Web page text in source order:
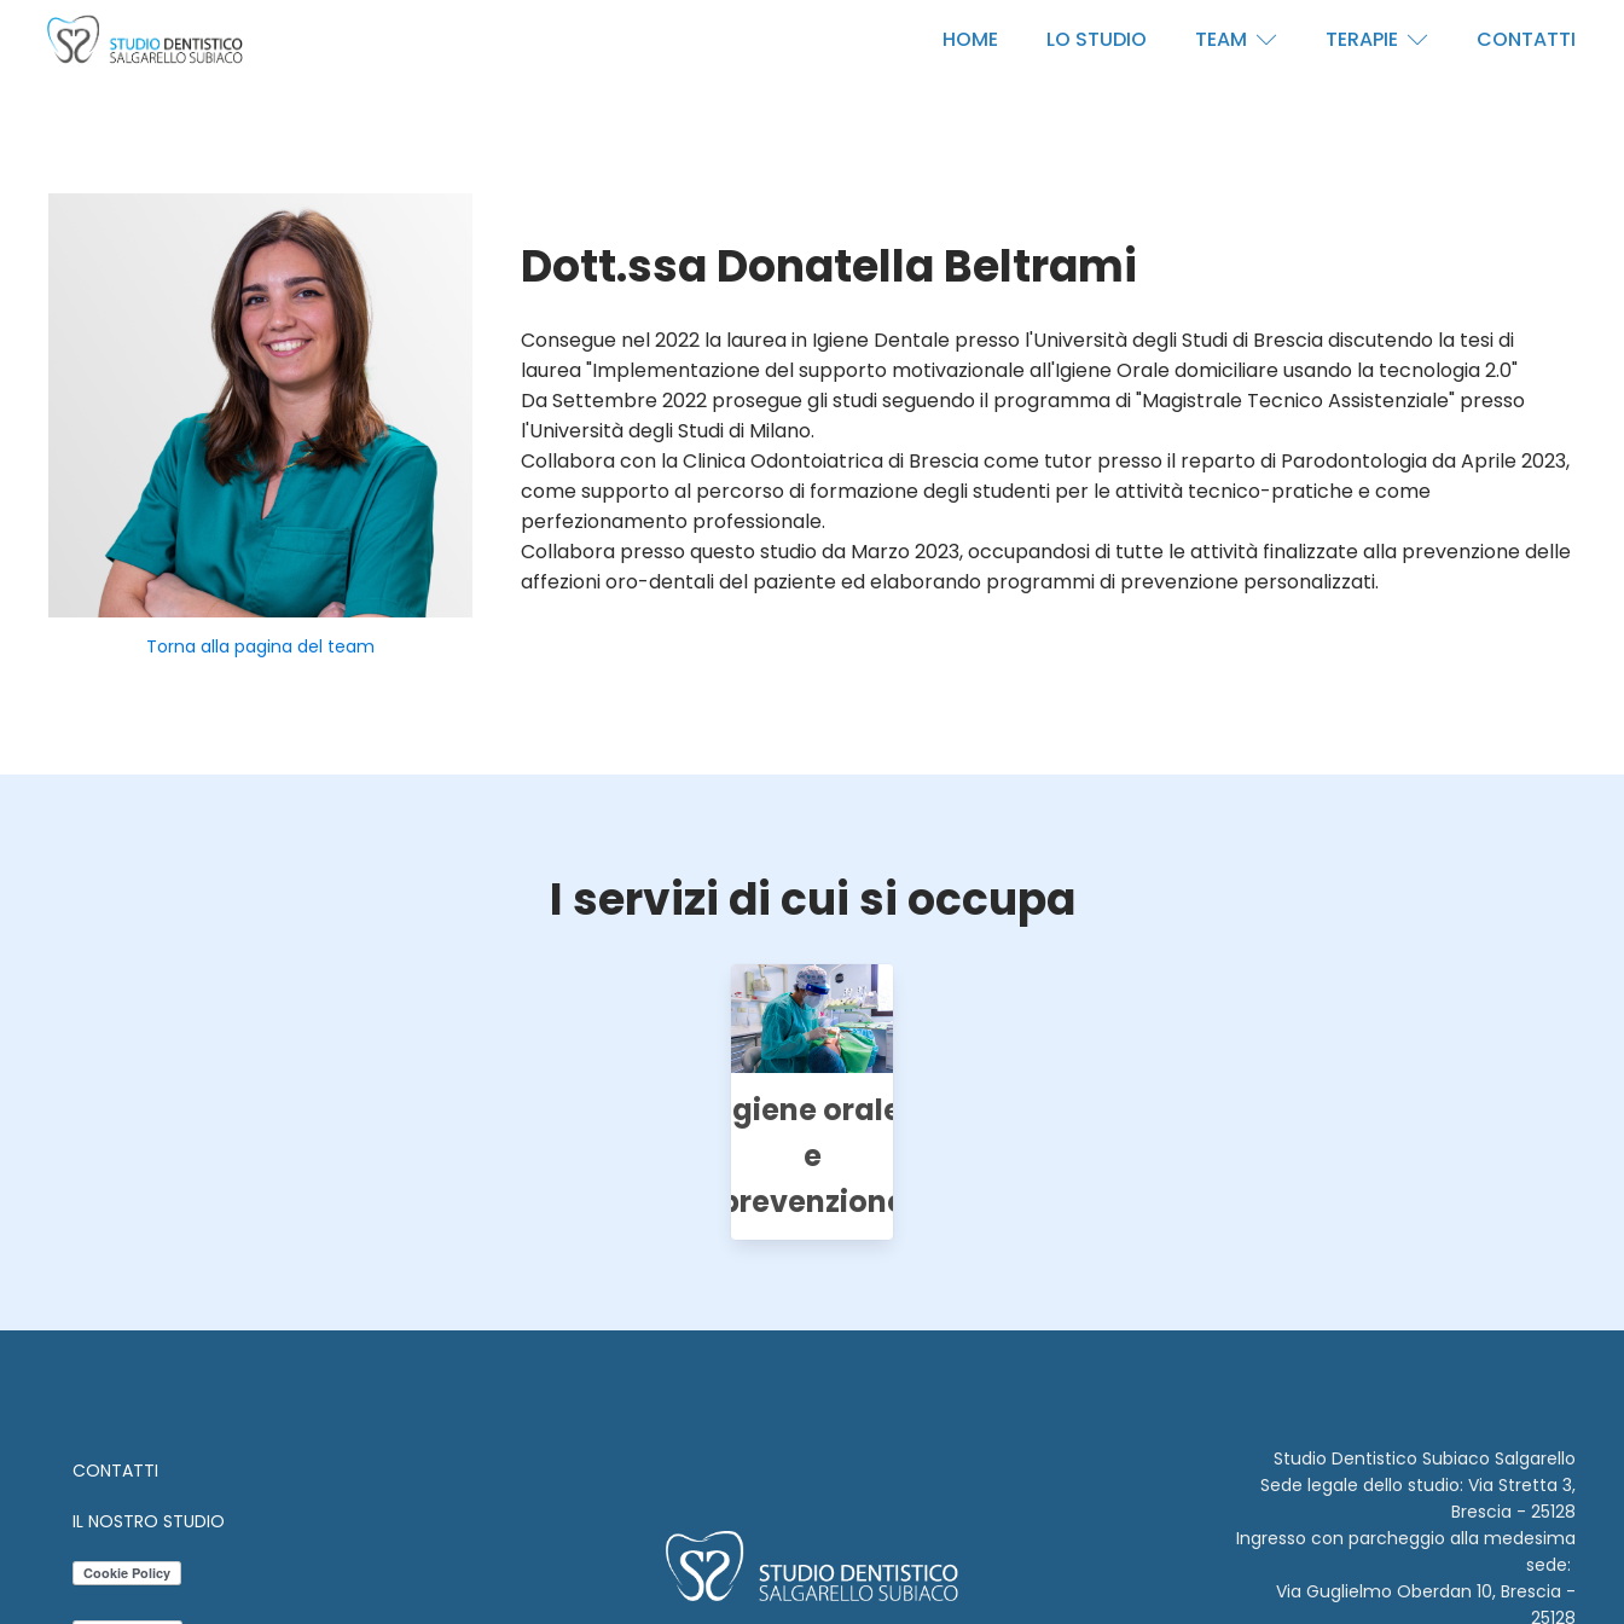
HOME LO STUDIO TEAM TERAPIE CONTATTI
Torna alla pagina del team
Dott.ssa Donatella Beltrami
Consegue nel 2022 la laurea in Igiene Dentale presso l'Università degli Studi di Brescia discutendo la tesi di
laurea "Implementazione del supporto motivazionale all'Igiene Orale domiciliare usando la tecnologia 2.0"
Da Settembre 2022 prosegue gli studi seguendo il programma di "Magistrale Tecnico Assistenziale" presso
l'Università degli Studi di Milano.
Collabora con la Clinica Odontoiatrica di Brescia come tutor presso il reparto di Parodontologia da Aprile 2023,
come supporto al percorso di formazione degli studenti per le attività tecnico-pratiche e come
perfezionamento professionale.
Collabora presso questo studio da Marzo 2023, occupandosi di tutte le attività finalizzate alla prevenzione delle
affezioni oro-dentali del paziente ed elaborando programmi di prevenzione personalizzati.
I servizi di cui si occupa
Igiene orale
e
prevenzione
CONTATTI
IL NOSTRO STUDIO
Studio Dentistico Subiaco Salgarello
Sede legale dello studio: Via Stretta 3,
Brescia - 25128
Ingresso con parcheggio alla medesima
sede:
Via Guglielmo Oberdan 10, Brescia -
25128